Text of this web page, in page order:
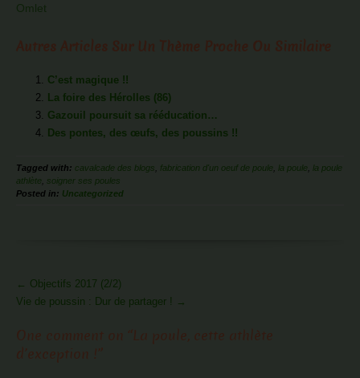
Omlet
C’est magique !!
La foire des Hérolles (86)
Gazouil poursuit sa rééducation…
Des pontes, des œufs, des poussins !!
Tagged with: cavalcade des blogs fabrication d'un oeuf de poule la poule
la poule
athlète soigner ses poules
Posted in: Uncategorized
More
Articles
← Objectifs 2017 (2/2)
Vie de poussin : Dur de partager ! →